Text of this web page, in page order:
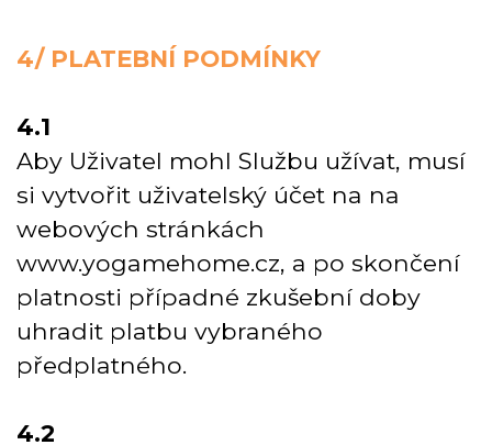
4/ PLATEBNÍ PODMÍNKY
4.1
Aby Uživatel mohl Službu užívat, musí
si vytvořit uživatelský účet na na
webových stránkách
www.yogamehome.cz, a po skončení
platnosti případné zkušební doby
uhradit platbu vybraného
předplatného.
4.2